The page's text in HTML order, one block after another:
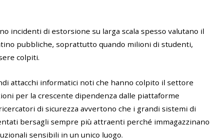
incidenti di estorsione su larga scala spesso valutano il
pubbliche, soprattutto quando milioni di studenti,
colpiti.
attacchi informatici noti che hanno colpito il settore
per la crescente dipendenza dalle piattaforme
di sicurezza avvertono che i grandi sistemi di
bersagli sempre più attraenti perché immagazzinano
sensibili in un unico luogo.